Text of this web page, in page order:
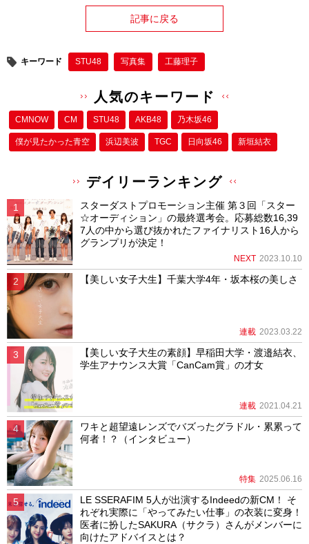
記事に戻る
キーワード STU48 写真集 工藤理子
人気のキーワード
CMNOW CM STU48 AKB48 乃木坂46
僕が⾒たかった⻘空 浜辺美波 TGC 日向坂46 新垣結衣
デイリーランキング
スターダストプロモーション主催 第３回「スター
☆オーディション」の最終選考会。応募総数16,39
7人の中から選び抜かれたファイナリスト16人から
グランプリが決定！
NEXT 2023.10.10
【美しい女子大生】千葉大学4年・坂本桜の美しさ
連載 2023.03.22
【美しい女子大生の素顔】早稲田大学・渡邉結衣、
学生アナウンス大賞「CanCam賞」の才女
連載 2021.04.21
ワキと超望遠レンズでバズったグラドル・累累って
何者！？（インタビュー）
特集 2025.06.16
LE SSERAFIM 5人が出演するIndeedの新CM！ そ
れぞれ実際に「やってみたい仕事」の衣装に変身！
医者に扮したSAKURA（サクラ）さんがメンバーに
向けたアドバイスとは？